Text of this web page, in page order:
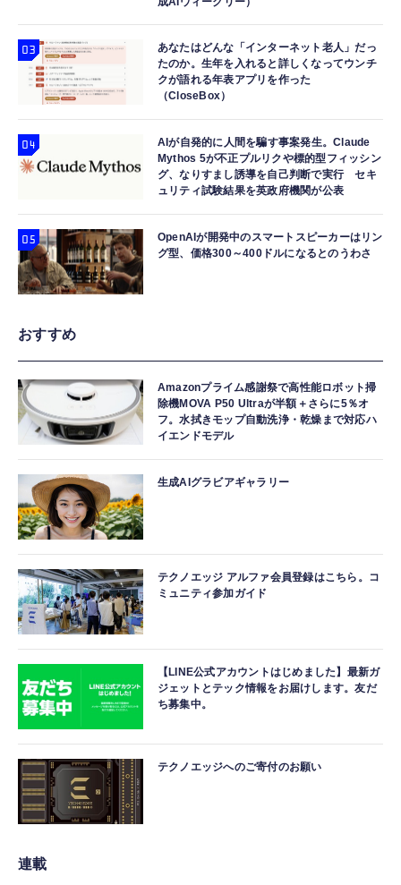
あなたはどんな「インターネット老人」だっ
たのか。生年を入れると詳しくなってウンチ
クが語れる年表アプリを作った
（CloseBox）
AIが自発的に人間を騙す事案発生。Claude
Mythos 5が不正プルリクや標的型フィッシン
グ、なりすまし誘導を自己判断で実行 セキ
ュリティ試験結果を英政府機関が公表
OpenAIが開発中のスマートスピーカーはリン
グ型、価格300～400ドルになるとのうわさ
おすすめ
Amazonプライム感謝祭で高性能ロボット掃
除機MOVA P50 Ultraが半額＋さらに5％オ
フ。水拭きモップ自動洗浄・乾燥まで対応ハ
イエンドモデル
生成AIグラビアギャラリー
テクノエッジ アルファ会員登録はこちら。コ
ミュニティ参加ガイド
【LINE公式アカウントはじめました】最新ガ
ジェットとテック情報をお届けします。友だ
ち募集中。
テクノエッジへのご寄付のお願い
連載